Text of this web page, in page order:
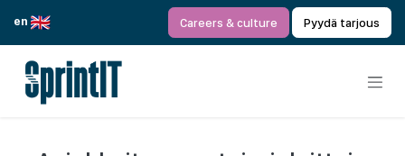
en
Careers & culture Pyydä tarjous